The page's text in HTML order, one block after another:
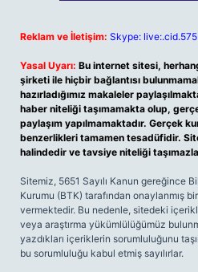
Reklam ve İletişim: Skype:
Yasal Uyarı: Bu internet sitesi,
şirketi ile hiçbir bağlantısı
hazırladığımız makaleler
haber niteliği taşımamakta olup,
paylaşım yapılmamaktadır. Gerçek
benzerlikleri tamamen tesadüfidir.
halindedir ve tavsiye niteliği
Sitemiz, 5651 Sayılı Kanun gereğince
Kurumu (BTK) tarafından onaylanmış
vermektedir. Bu nedenle, sitedeki
veya araştırma yükümlülüğümüz
yazdıkları içeriklerin sorumluluğunu
bu sorumluluğu kabul etmiş sayılırlar.